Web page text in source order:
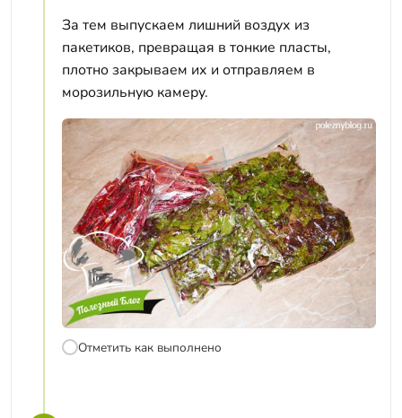
За тем выпускаем лишний воздух из
пакетиков, превращая в тонкие пласты,
плотно закрываем их и отправляем в
морозильную камеру.
Отметить как выполнено